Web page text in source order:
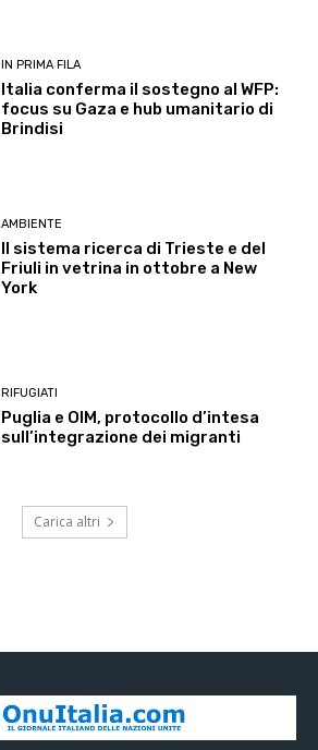
IN PRIMA FILA
Italia conferma il sostegno al WFP:
focus su Gaza e hub umanitario di
Brindisi
AMBIENTE
Il sistema ricerca di Trieste e del
Friuli in vetrina in ottobre a New
York
RIFUGIATI
Puglia e OIM, protocollo d’intesa
sull’integrazione dei migranti
Carica altri